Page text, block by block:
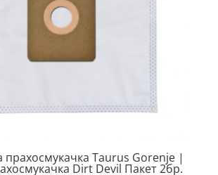
прахосмукачка Taurus Gorenje |
Dirt Devil Пакет 2бр.